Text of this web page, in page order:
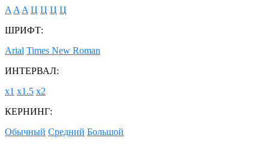
A A A Ц Ц Ц Ц
ШРИФТ:
Arial Times New Roman
ИНТЕРВАЛ:
х1 х1.5 х2
КЕРНИНГ:
Обычный Средний Большой